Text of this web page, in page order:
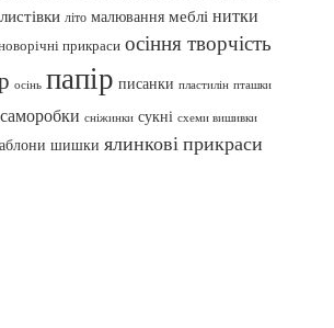
листівки літо малювання меблі нитки
прикраси осіння творчість
осінь папір писанки пластилін пташки
саморобки сніжинки сукні схеми вишивки
шишки ялинкові прикраси